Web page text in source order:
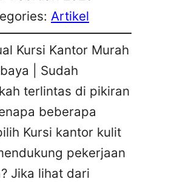
Artikel
Kursi Kantor Murah
| Sudah
terlintas di pikiran
beberapa
Kursi kantor kulit
pekerjaan
Jika lihat dari